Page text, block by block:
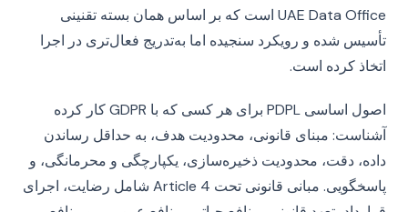
UAE Data Office است که بر اساس همان بسته تقنینی
تأسیس شده و رویکرد سنجیده اما به‌تدریج فعال‌تری در اجرا
اتخاذ کرده است.
اصول اساسی PDPL برای هر کسی که با GDPR کار کرده
آشناست: مبنای قانونی، محدودیت هدف، به حداقل رساندن
داده، دقت، محدودیت ذخیره‌سازی، یکپارچگی و محرمانگی، و
پاسخگویی. مبانی قانونی تحت Article 4 شامل رضایت، اجرای